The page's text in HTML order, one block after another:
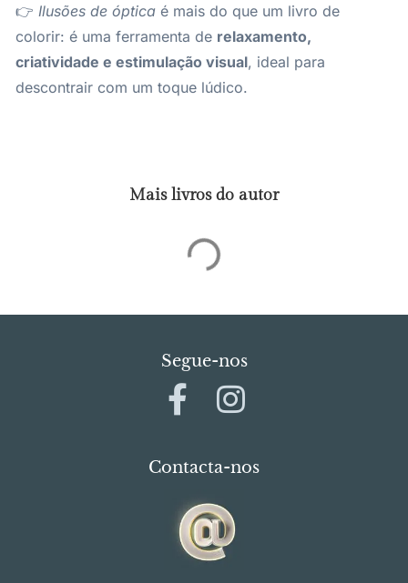
👉 Ilusões de óptica é mais do que um livro de
colorir: é uma ferramenta de relaxamento,
criatividade e estimulação visual, ideal para
descontrair com um toque lúdico.
Mais livros do autor
Segue-nos
Contacta-nos